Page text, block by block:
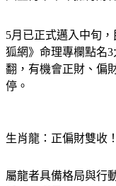
5月已正式邁入中旬
狐網》命理專欄點名
翻，有機會正財、偏
停。
生肖龍：正偏財雙收
屬龍者具備格局與行